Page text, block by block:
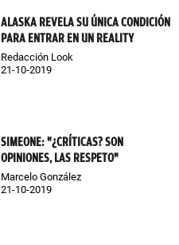
ALASKA REVELA SU ÚNICA CONDICIÓN
PARA ENTRAR EN UN REALITY
Redacción Look
21-10-2019
SIMEONE: "¿CRÍTICAS? SON
OPINIONES, LAS RESPETO"
Marcelo González
21-10-2019